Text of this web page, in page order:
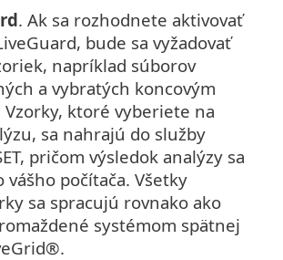
. Ak sa rozhodnete aktivovať
bude sa vyžadovať
napríklad súborov
a vybratých koncovým
ktoré vyberiete na
sa nahrajú do služby
pričom výsledok analýzy sa
vášho počítača. Všetky
sa spracujú rovnako ako
systémom spätnej